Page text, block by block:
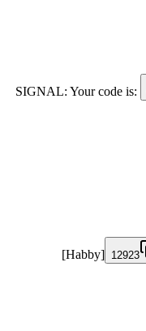
SIGNAL: Your code is:
[Habby] 12923